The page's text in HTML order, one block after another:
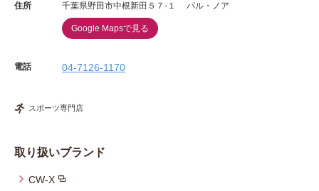
住所 千葉県野田市中根新田５７-１ パル・ノア
Google Mapsで見る
電話 04-7126-1170
スポーツ専門店
取り扱いブランド
CW-X